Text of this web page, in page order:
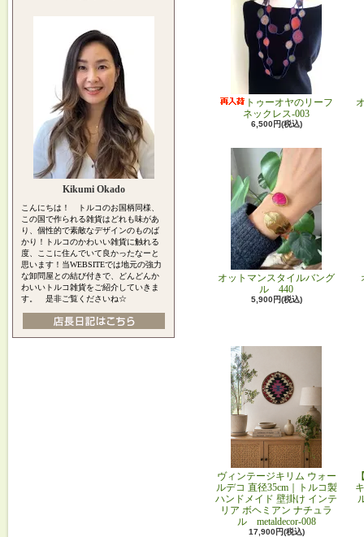
Kikumi Okado
こんにちは！ トルコのお国柄同様、
この国で作られる雑貨はどれも味があ
り、個性的で素敵なデザインのものば
かり！トルコのかわいい雑貨に触れる
度、ここに住んでいて良かったなーと
思います！当WEBSITEでは地元の強力
な卸問屋との結び付きで、どんどんか
わいいトルコ雑貨をご紹介していきま
す。 是非ご覧くださいね☆
トゥーオヤのリーフ
ネックレス-003
6,500円(税込)
オットマンスタイルバング
ル 440
5,900円(税込)
ヴィンテージキリム ウォー
ルデコ 直径35cm｜トルコ製
ハンドメイド 壁掛け インテ
リア ボヘミアン ナチュラ
ル metaldecor-008
17,900円(税込)